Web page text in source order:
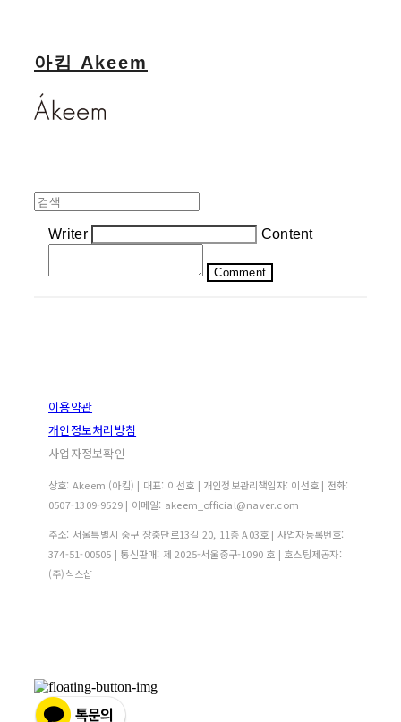
아킴 Akeem
Writer Content
Comment
이용약관
개인정보처리방침
사업자정보확인
상호: Akeem (아킴) | 대표: 이선호 | 개인정보관리책임자: 이선호 | 전화:
0507-1309-9529 | 이메일: akeem_official@naver.com
주소: 서울특별시 중구 장충단로13길 20, 11층 A03호 | 사업자등록번호:
374-51-00505 | 통신판매: 제 2025-서울중구-1090 호 | 호스팅제공자:
(주)식스샵